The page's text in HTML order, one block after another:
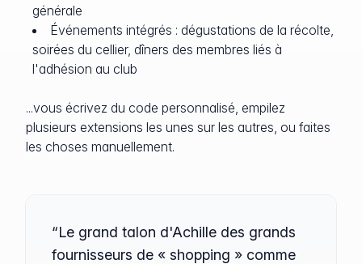
générale
Événements intégrés : dégustations de la récolte,
soirées du cellier, dîners des membres liés à
l'adhésion au club
...vous écrivez du code personnalisé, empilez
plusieurs extensions les unes sur les autres, ou faites
les choses manuellement.
“Le grand talon d'Achille des grands
fournisseurs de « shopping » comme